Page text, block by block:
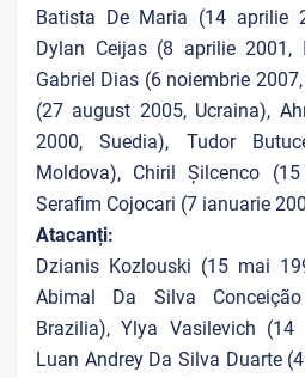
Batista De Maria (14 aprilie
Dylan Ceijas (8 aprilie 2001,
Gabriel Dias (6 noiembrie
(27 august 2005, Ucraina),
2000, Suedia), Tudor
Moldova), Chiril Șilcenco
Serafim Cojocari (7 ianuarie
Atacanți:
Dzianis Kozlouski (15 mai
Abimal Da Silva
Brazilia), Ylya Vasilevich (14
Luan Andrey Da Silva Duarte